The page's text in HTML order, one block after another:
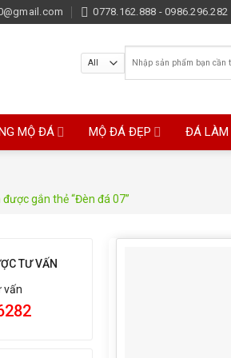
0778.162.888 - 0986.296.282
Tìm
kiếm:
MỘ ĐÁ MỘ ĐÁ ĐẸP ĐÁ LÀM
gắn thẻ “Đèn đá 07”
TƯ VẤN
vấn